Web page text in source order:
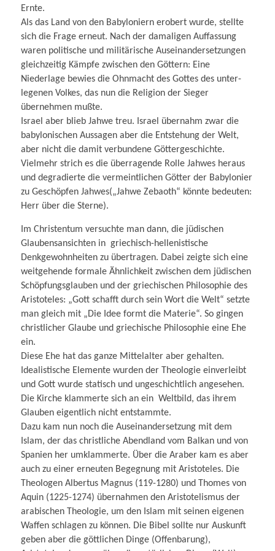
Ernte.
Als das Land von den Babyloniern erobert wurde, stellte
sich die Frage erneut. Nach der damaligen Auffassung
waren politische und militärische Auseinandersetzungen
gleichzeitig Kämpfe zwischen den Göttern: Eine
Niederlage bewies die Ohnmacht des Gottes des unter­
legenen Volkes, das nun die Religion der Sieger
übernehmen mußte.
Israel aber blieb Jahwe treu. Israel übernahm zwar die
babylonischen Aussagen aber die Entstehung der Welt,
aber nicht die damit verbundene Göttergeschichte.
Vielmehr strich es die überragende Rolle Jahwes heraus
und degradierte die vermeintlichen Götter der Babylonier
zu Geschöpfen Jahwes(„Jahwe Zebaoth“ könnte bedeuten:
Herr über die Sterne).
Im Christentum versuchte man dann, die jüdischen
Glaubensansichten in griechisch-helle­nistische
Denkgewohnheiten zu übertragen. Dabei zeigte sich eine
weitgehende formale Ähnlichkeit zwischen dem jüdischen
Schöpfungsglauben und der griechischen Philosophie des
Aristoteles: „Gott schafft durch sein Wort die Welt“ setzte
man gleich mit „Die Idee formt die Materie“. So gingen
christlicher Glaube und griechische Philosophie eine Ehe
ein.
Diese Ehe hat das ganze Mittelalter aber gehalten.
Idealistische Elemente wurden der Theologie einverleibt
und Gott wurde statisch und ungeschichtlich angesehen.
Die Kirche klammerte sich an ein Weltbild, das ihrem
Glauben eigentlich nicht entstammte.
Dazu kam nun noch die Auseinandersetzung mit dem
Islam, der das christliche Abendland vom Balkan und von
Spanien her umklammerte. Über die Araber kam es aber
auch zu einer erneuten Begegnung mit Aristoteles. Die
Theologen Albertus Magnus (119-1280) und Thomes von
Aquin (1225-1274) übernahmen den Aristotelismus der
arabischen Theologie, um den Islam mit seinen eigenen
Waffen schlagen zu können. Die Bibel sollte nur Auskunft
geben aber die göttlichen Dinge (Offenbarung),